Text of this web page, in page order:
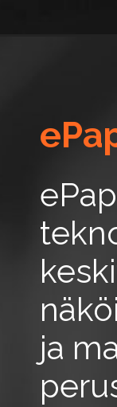
ja